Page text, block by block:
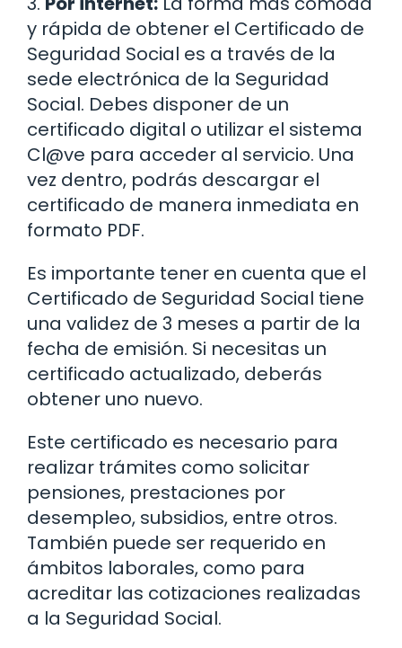
y rápida de obtener el Certificado de
Seguridad Social es a través de la
sede electrónica de la Seguridad
Social. Debes disponer de un
certificado digital o utilizar el sistema
Cl@ve para acceder al servicio. Una
vez dentro, podrás descargar el
certificado de manera inmediata en
formato PDF.
Es importante tener en cuenta que el
Certificado de Seguridad Social tiene
una validez de 3 meses a partir de la
fecha de emisión. Si necesitas un
certificado actualizado, deberás
obtener uno nuevo.
Este certificado es necesario para
realizar trámites como solicitar
pensiones, prestaciones por
desempleo, subsidios, entre otros.
También puede ser requerido en
ámbitos laborales, como para
acreditar las cotizaciones realizadas
a la Seguridad Social.